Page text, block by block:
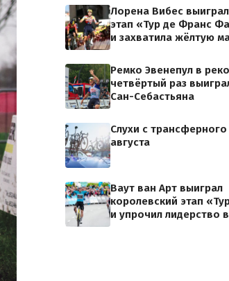
Лорена Вибес
этап «Тур де Франс
и захватила жёлтую
Ремко Эвенепул в
четвёртый раз
Сан-Себастьяна
Слухи с
августа
Ваут ван Арт выиграл
королевский этап
и упрочил лидерство